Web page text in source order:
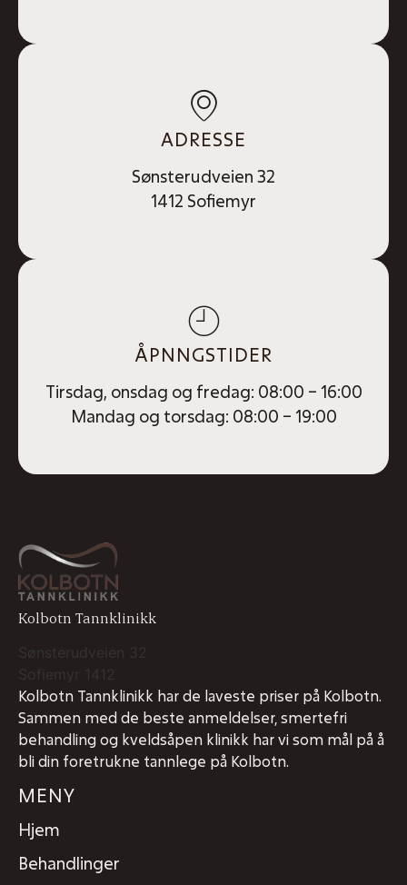
ADRESSE
Sønsterudveien 32
1412 Sofiemyr
ÅPNNGSTIDER
Tirsdag, onsdag og fredag: 08:00 – 16:00
Mandag og torsdag: 08:00 – 19:00
Kolbotn Tannklinikk
Sønsterudveien 32
Sofiemyr
1412
Kolbotn Tannklinikk har de laveste priser på Kolbotn.
Sammen med de beste anmeldelser, smertefri
behandling og kveldsåpen klinikk har vi som mål på å
bli din foretrukne tannlege på Kolbotn.
MENY
Hjem
Behandlinger